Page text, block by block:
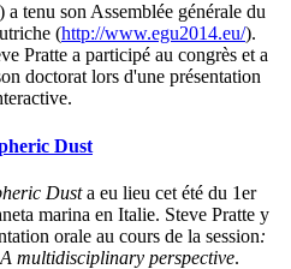
a tenu son Assemblée générale du
(http://www.egu2014.eu/).
Pratte a participé au congrès et a
doctorat lors d'une présentation
Dust
Dusta eu lieu cet été du 1er
marina en Italie. Steve Pratte y
orale au cours de la session:
multidisciplinary perspective.